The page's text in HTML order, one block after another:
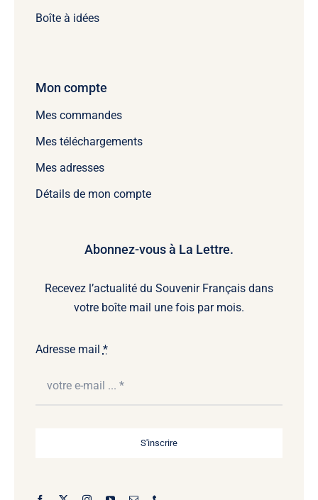
Boîte à idées
Mon compte
Mes commandes
Mes téléchargements
Mes adresses
Détails de mon compte
Abonnez-vous à La Lettre.
Recevez l’actualité du Souvenir Français dans
votre boîte mail une fois par mois.
Adresse mail *
S'inscrire